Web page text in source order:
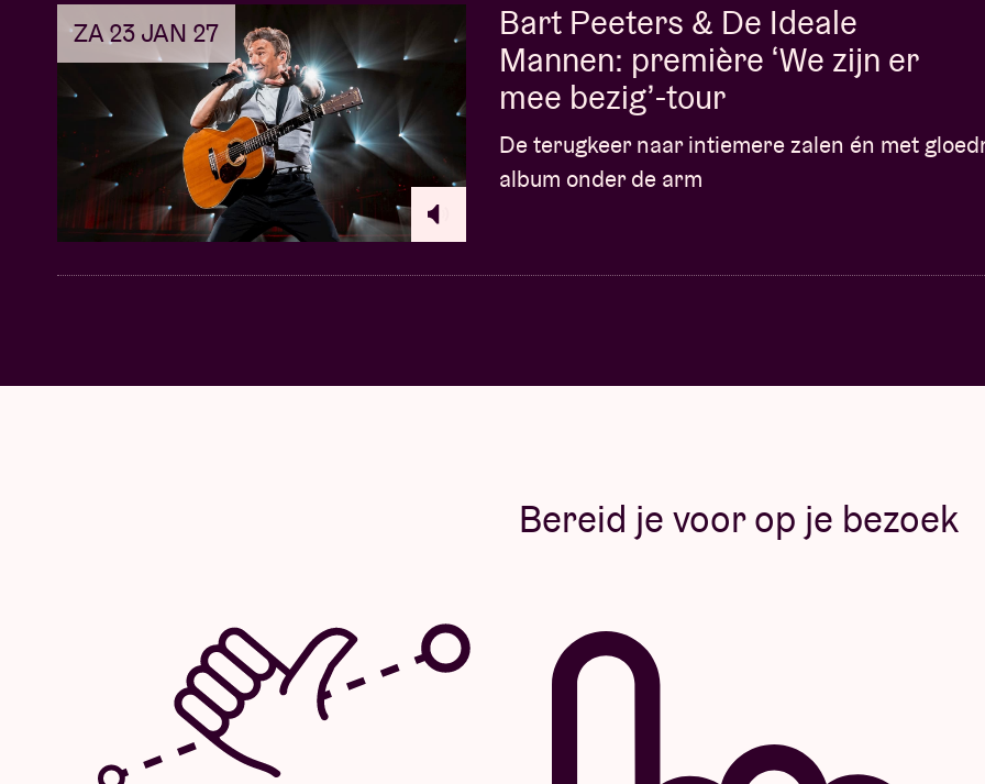
ZA 23 JAN 27
Bart Peeters & De Ideale
Mannen: première ‘We zijn er
mee bezig’-tour
De terugkeer naar intiemere zalen én met
album onder de arm
Bereid je voor op je bezoek